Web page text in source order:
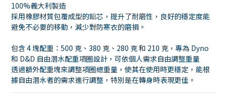
100%義大利製造
採用橡膠材質包覆成型的鉛芯，提升了耐磨性，良好的穩定度能
避免不必要的移動，減少對防寒衣的磨損。
包含 4 塊配重：500 克、380 克、280 克 和 210 克，專為 Dyno
和 D&D 自由潛水配重項圈設計，可依個人需求自由調整重量
透過額外配重塊來調整項圈總重量，使其在使用時更穩定，能根
據自由潛水者的需求進行調整，特別是在轉身時表現更佳。